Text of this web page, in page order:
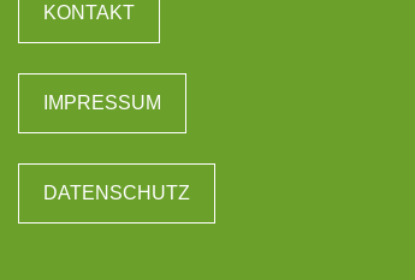
KONTAKT
IMPRESSUM
DATENSCHUTZ